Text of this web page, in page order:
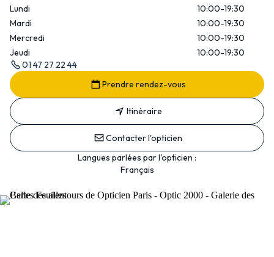
Lundi
10:00-19:30
Mardi
10:00-19:30
Mercredi
10:00-19:30
Jeudi
10:00-19:30
01 47 27 22 44
Prendre rendez-vous
Itinéraire
Contacter l'opticien
Langues parlées par l'opticien :
Français